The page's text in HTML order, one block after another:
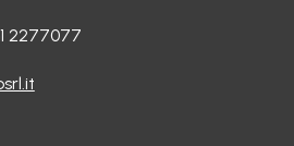
2277077